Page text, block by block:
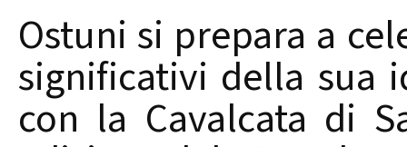
Ostuni si prepara a
significativi della sua
con la Cavalcata di